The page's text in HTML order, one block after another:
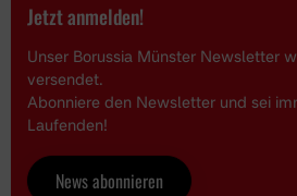
Jetzt anmelden!
Unser Borussia Münster Newsletter
versendet.
Abonniere den Newsletter und sei
Laufenden!
News abonnieren